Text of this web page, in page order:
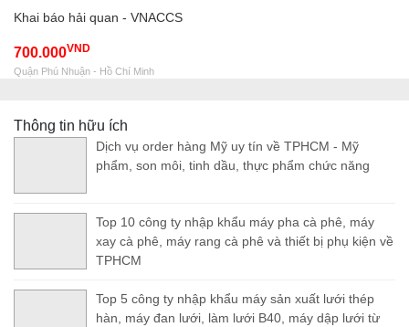
Khai báo hải quan - VNACCS
700.000VND
Quận Phú Nhuận - Hồ Chí Minh
Thông tin hữu ích
Dịch vụ order hàng Mỹ uy tín về TPHCM - Mỹ
phẩm, son môi, tinh dầu, thực phẩm chức năng
Top 10 công ty nhập khẩu máy pha cà phê, máy
xay cà phê, máy rang cà phê và thiết bị phụ kiện về
TPHCM
Top 5 công ty nhập khẩu máy sản xuất lưới thép
hàn, máy đan lưới, làm lưới B40, máy dập lưới từ